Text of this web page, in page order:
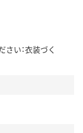
い：衣装づく